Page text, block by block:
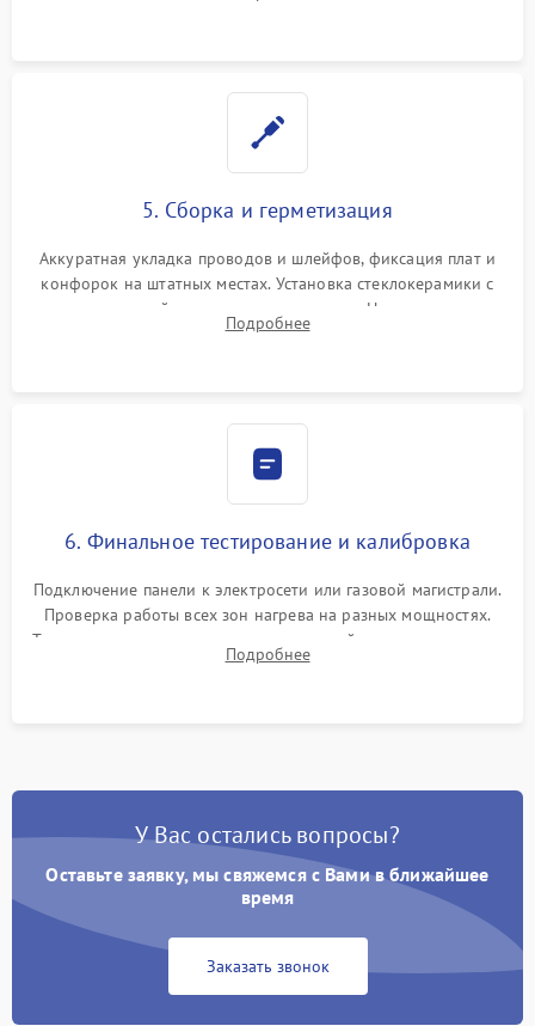
5. Сборка и герметизация
Аккуратная укладка проводов и шлейфов, фиксация плат и
конфорок на штатных местах. Установка стеклокерамики с
проверкой равномерности зазоров. Нанесение
термостойкого герметика или укладка уплотнительной
Подробнее
6. Финальное тестирование и калибровка
Подключение панели к электросети или газовой магистрали.
Проверка работы всех зон нагрева на разных мощностях.
Тестирование сенсорного управления, таймера, индикаторов
остаточного тепла и систем защиты от перегрева.
Подробнее
У Вас остались вопросы?
Оставьте заявку, мы свяжемся с Вами в ближайшее
время
Заказать звонок